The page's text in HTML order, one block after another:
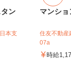
ン
本支
マンシ
住友不動産
07a
時給